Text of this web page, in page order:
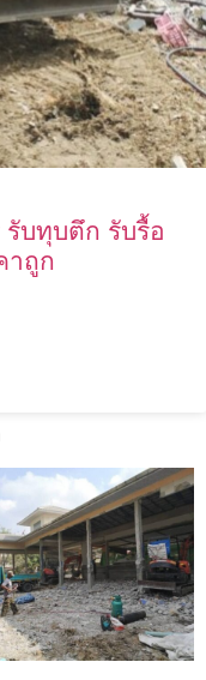
บทุบตึก รับรื้อ
าถูก